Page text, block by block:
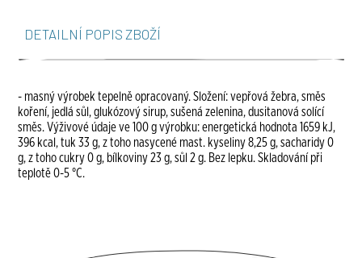
DETAILNÍ POPIS ZBOŽÍ
- masný výrobek tepelně opracovaný. Složení: vepřová žebra, směs
koření, jedlá sůl, glukózový sirup, sušená zelenina, dusitanová solící
směs. Výživové údaje ve 100 g výrobku: energetická hodnota 1659 kJ,
396 kcal, tuk 33 g, z toho nasycené mast. kyseliny 8,25 g, sacharidy 0
g, z toho cukry 0 g, bílkoviny 23 g, sůl 2 g. Bez lepku. Skladování při
teplotě 0-5 °C.